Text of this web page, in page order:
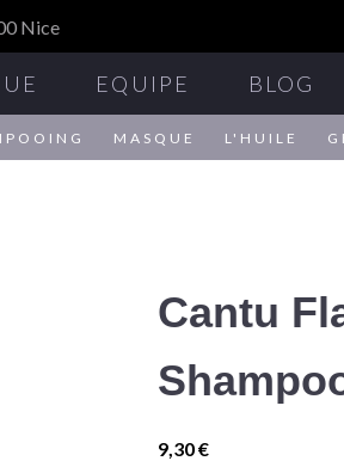
Nice
EQUIPE BLOG
MASQUE L'HUILE
Cantu
9,30€